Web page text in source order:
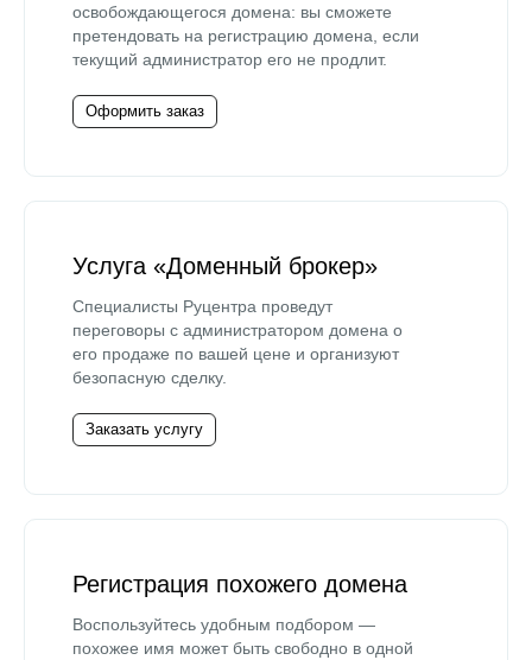
освобождающегося домена: вы сможете
претендовать на регистрацию домена, если
текущий администратор его не продлит.
Оформить заказ
Услуга «Доменный брокер»
Специалисты Руцентра проведут
переговоры с администратором домена о
его продаже по вашей цене и организуют
безопасную сделку.
Заказать услугу
Регистрация похожего домена
Воспользуйтесь удобным подбором —
похожее имя может быть свободно в одной